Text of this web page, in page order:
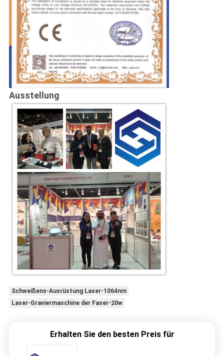
Ausstellung
Schweißens-Ausrüstung Laser-1064nm
Laser-Graviermaschine der Faser-20w
Erhalten Sie den besten Preis für